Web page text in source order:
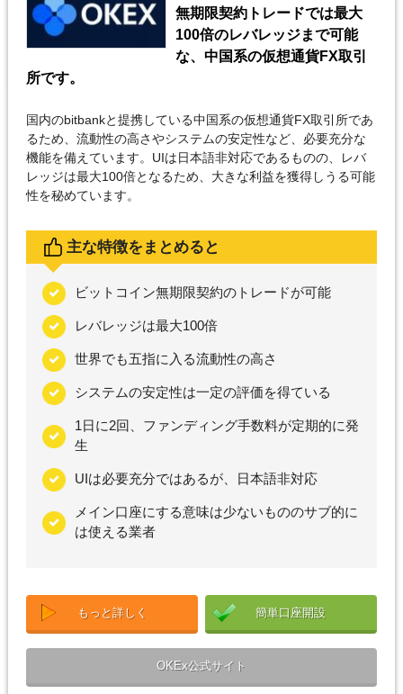
無期限契約トレードでは最大
100倍のレバレッジまで可能
な、中国系の仮想通貨FX取引
所です。
国内のbitbankと提携している中国系の仮想通貨FX取引所であ
るため、流動性の高さやシステムの安定性など、必要充分な
機能を備えています。UIは日本語非対応であるものの、レバ
レッジは最大100倍となるため、大きな利益を獲得しうる可能
性を秘めています。
主な特徴をまとめると
ビットコイン無期限契約のトレードが可能
レバレッジは最大100倍
世界でも五指に入る流動性の高さ
システムの安定性は一定の評価を得ている
1日に2回、ファンディング手数料が定期的に発
生
UIは必要充分ではあるが、日本語非対応
メイン口座にする意味は少ないもののサブ的に
は使える業者
もっと詳しく 簡単口座開設
OKEx公式サイト